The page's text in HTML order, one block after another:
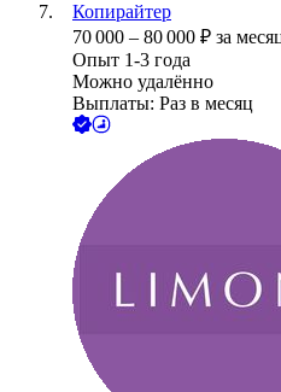
Копирайтер
70 000 – 80 000 ₽ за
Опыт 1-3 года
Можно удалённо
Выплаты: Раз в месяц